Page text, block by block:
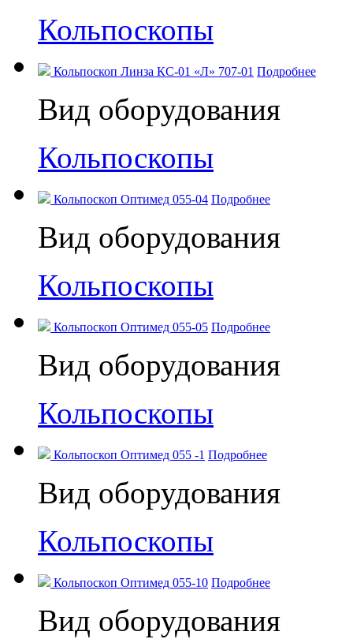
Кольпоскопы
Кольпоскоп Линза КС-01 «Л» 707-01 Подробнее
Вид оборудования
Кольпоскопы
Кольпоскоп Оптимед 055-04 Подробнее
Вид оборудования
Кольпоскопы
Кольпоскоп Оптимед 055-05 Подробнее
Вид оборудования
Кольпоскопы
Кольпоскоп Оптимед 055 -1 Подробнее
Вид оборудования
Кольпоскопы
Кольпоскоп Оптимед 055-10 Подробнее
Вид оборудования